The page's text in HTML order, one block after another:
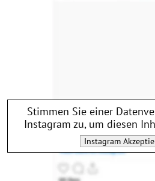
Stimmen Sie einer
Instagram zu, um diesen
Instagram